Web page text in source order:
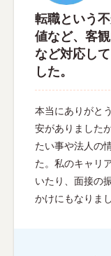
転職という
値など、客
など対応し
した。
本当にありがと
安がありました
たい事や法人の
た。私のキャリ
いたり、面接の
かけにもなりま